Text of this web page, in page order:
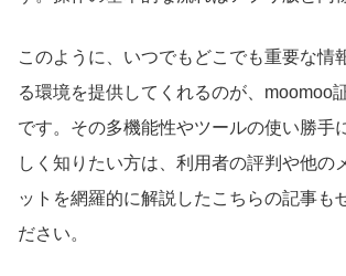
このように、いつでもどこでも重要な情
る環境を提供してくれるのが、moomoo
です。その多機能性やツールの使い勝手
しく知りたい方は、利用者の評判や他の
ットを網羅的に解説したこちらの記事も
ださい。